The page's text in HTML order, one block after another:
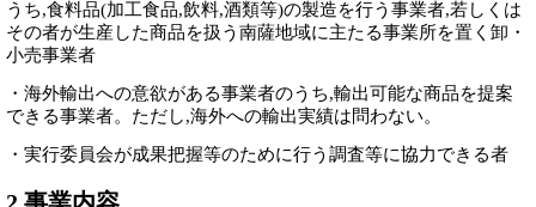
うち,食料品(加工食品,飲料,酒類等)の製造を行う事業者,若しくは
その者が生産した商品を扱う南薩地域に主たる事業所を置く卸・
小売事業者
・海外輸出への意欲がある事業者のうち,輸出可能な商品を提案
できる事業者。ただし,海外への輸出実績は問わない。
・実行委員会が成果把握等のために行う調査等に協力できる者